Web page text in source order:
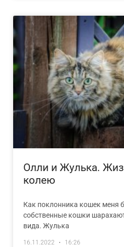
Олли и Жулька.
колею
Как поклонника кошек меня
собственные кошки
вида. Жулька
16.11.2022 16:26